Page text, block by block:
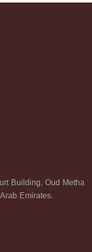
Building, Oud Metha
Emirates.